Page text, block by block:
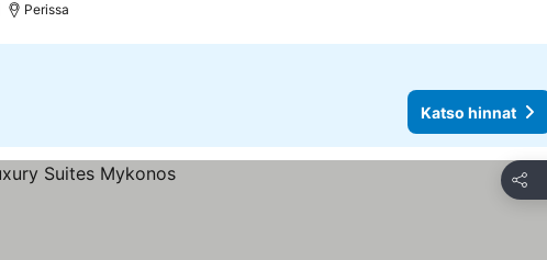
Perissa
Katso hinnat
Jaa